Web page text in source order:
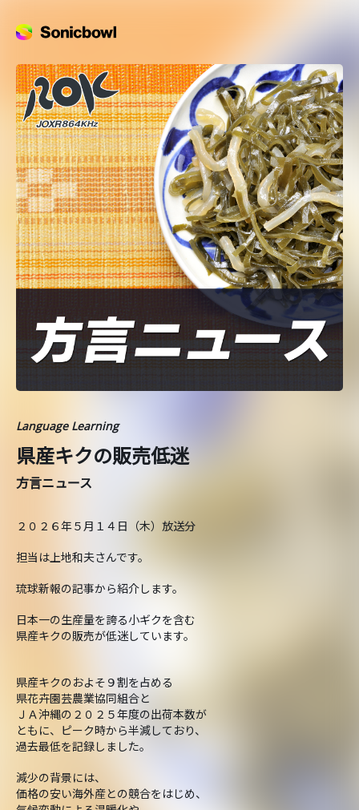
Language Learning
県産キクの販売低迷
方言ニュース
２０２６年５月１４日（木）放送分
担当は上地和夫さんです。
琉球新報の記事から紹介します。
日本一の生産量を誇る小ギクを含む
県産キクの販売が低迷しています。
県産キクのおよそ９割を占める
県花卉園芸農業協同組合と
ＪＡ沖縄の２０２５年度の出荷本数が
ともに、ピーク時から半減しており、
過去最低を記録しました。
減少の背景には、
価格の安い海外産との競合をはじめ、